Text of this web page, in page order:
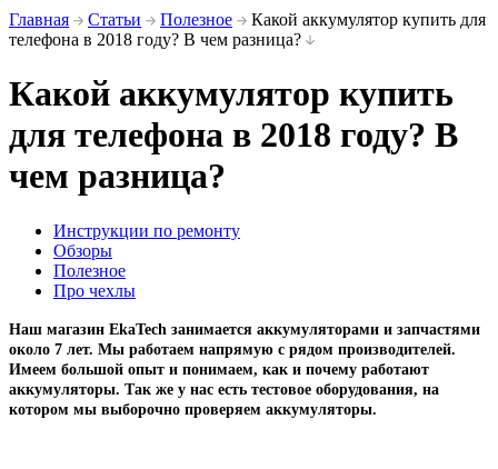
Главная Статьи Полезное
Какой аккумулятор купить для
телефона в 2018 году? В чем разница?
Какой аккумулятор купить
для телефона в 2018 году? В
чем разница?
Инструкции по ремонту
Обзоры
Полезное
Про чехлы
Наш магазин EkaTech занимается аккумуляторами и запчастями
около 7 лет. Мы работаем напрямую с рядом производителей.
Имеем большой опыт и понимаем, как и почему работают
аккумуляторы. Так же у нас есть тестовое оборудования, на
котором мы выборочно проверяем аккумуляторы.